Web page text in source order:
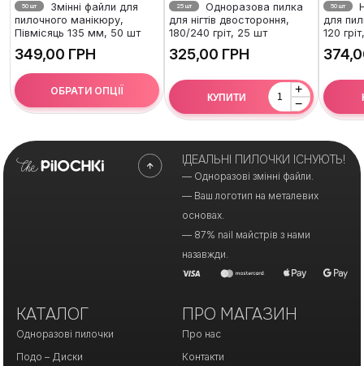
50 шт
Змінні файли для
пилочного манікюру,
Півмісяць 135 мм, 50 шт
ГРН
ОБРАТИ ОПЦІЇ
25 шт
Одноразова пилка
для нігтів двостороння,
180/240 гріт, 25 шт
ГРН
+
−
КУПИТИ
50 шт
для
120
ІДЕАЛЬНІ ПИЛОЧКИ ІСНУЮТЬ!
— Одноразові змінні файли.
— Ваш логотип на металевих
основах.
— 87% nail майстрів з нами
назавжди.
КАТАЛОГ
Одноразові пилочки
Подо – Диски
ПРО МАГАЗИН
Про нас
Контакти